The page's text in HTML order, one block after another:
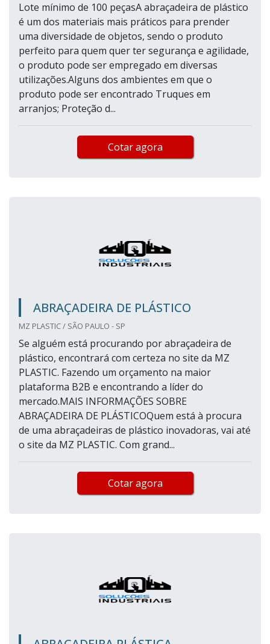
Lote mínimo de 100 peçasA abraçadeira de plástico
é um dos materiais mais práticos para prender
uma diversidade de objetos, sendo o produto
perfeito para quem quer ter segurança e agilidade,
o produto pode ser empregado em diversas
utilizações.Alguns dos ambientes em que o
produto pode ser encontrado Truques em
arranjos; Proteção d...
Cotar agora
ABRAÇADEIRA DE PLÁSTICO
MZ PLASTIC / SÃO PAULO - SP
Se alguém está procurando por abraçadeira de
plástico, encontrará com certeza no site da MZ
PLASTIC. Fazendo um orçamento na maior
plataforma B2B e encontrando a líder do
mercado.MAIS INFORMAÇÕES SOBRE
ABRAÇADEIRA DE PLÁSTICOQuem está à procura
de uma abraçadeiras de plástico inovadoras, vai até
o site da MZ PLASTIC. Com grand...
Cotar agora